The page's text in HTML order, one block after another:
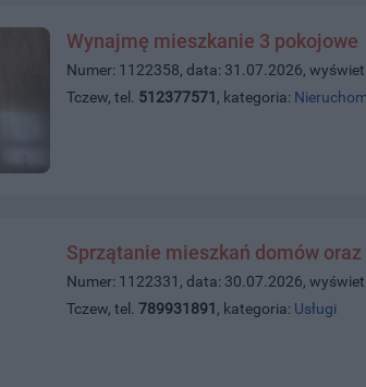
Wynajmę mieszkanie 3 pokojowe
Numer: 1122358, data: 31.07.2026,
Tczew, tel. 512377571 , kategoria:
Sprzątanie mieszkań domów
Numer: 1122331, data: 30.07.2026,
Tczew, tel.789931891, kategoria: Usługi